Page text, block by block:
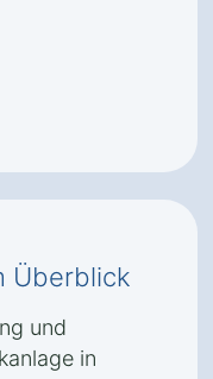
Überblick
und
in